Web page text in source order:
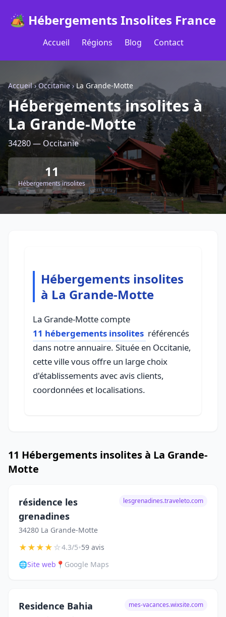
🏕️ Hébergements Insolites France
Accueil Régions Blog Contact
Accueil›Occitanie› La Grande-Motte
Hébergements insolites à
La Grande-Motte
34280 — Occitanie
11
Hébergements insolites
Hébergements insolites
à La Grande-Motte
La Grande-Motte compte
11 hébergements insolites référencés
dans notre annuaire. Située en Occitanie,
cette ville vous offre un large choix
d'établissements avec avis clients,
coordonnées et localisations.
11 Hébergements insolites à La Grande-
Motte
résidence les
grenadines
34280 La Grande-Motte
lesgrenadines.traveleto.com
★★★★☆4.3/5•59 avis
🌐Site web 📍 Google Maps
Residence Bahia mes-vacances.wixsite.com